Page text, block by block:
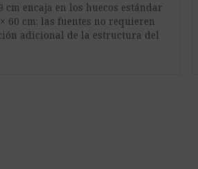
cm encaja en los huecos estándar
60 cm; las fuentes no requieren
adicional de la estructura del